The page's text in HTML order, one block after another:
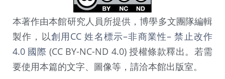
本著作由本館研究人員所提供，博學多文團隊編輯
製作，以創用CC 姓名標示–非商業性– 禁止改作
4.0 國際 (CC BY-NC-ND 4.0) 授權條款釋出。若需
要使用本篇的文字、圖像等，請洽本館出版室。